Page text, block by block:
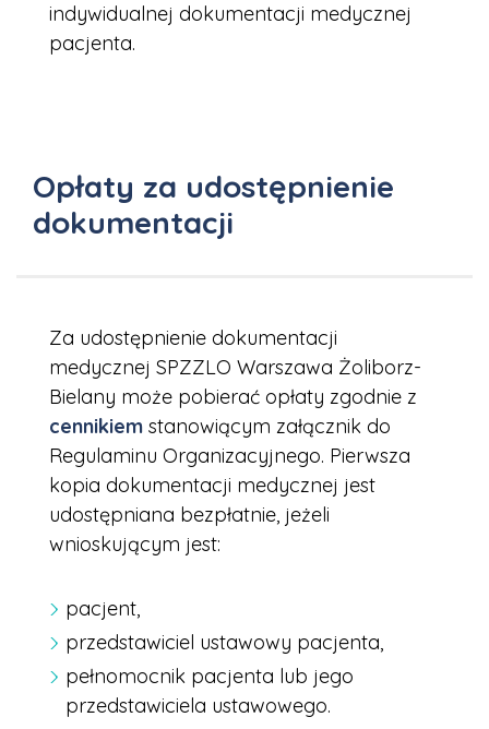
indywidualnej dokumentacji medycznej
pacjenta.
Opłaty za udostępnienie
dokumentacji
Za udostępnienie dokumentacji
medycznej SPZZLO Warszawa Żoliborz-
Bielany może pobierać opłaty zgodnie z
cennikiem stanowiącym załącznik do
Regulaminu Organizacyjnego. Pierwsza
kopia dokumentacji medycznej jest
udostępniana bezpłatnie, jeżeli
wnioskującym jest:
pacjent,
przedstawiciel ustawowy pacjenta,
pełnomocnik pacjenta lub jego
przedstawiciela ustawowego.